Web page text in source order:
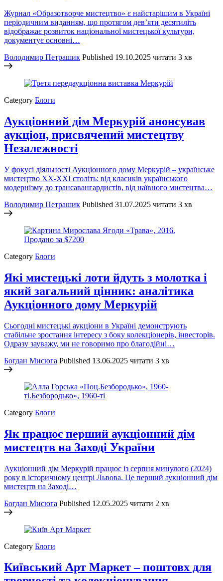
Журнал «Образотворче мистецтво» є найстарішим в Україні
періодичним виданням, що протягом дев’яти десятиліть
відображає розвиток національної мистецької культури,
документує основні…
Володимир Петрашик Published 19.10.2025 читати 3 хв
Category Блоги
Аукціонний дім Меркурій анонсував
аукціон, присвячений мистецтву
Незалежності
У фокусі діяльності Аукціонного дому Меркурій – українське
мистецтво ХХ-ХХІ століть: від класиків українського
модернізму до трансавангардистів, від наївного мистецтва…
Володимир Петрашик Published 31.07.2025 читати 3 хв
Category Блоги
Які мистецькі лоти йдуть з молотка і
який загальний цінник: аналітика
Аукціонного дому Меркурій
Сьогодні мистецькі аукціони в Україні демонструють
стабільне зростання інтересу з боку колекціонерів, інвесторів.
Одразу зауважу, ми не говоримо про благодійні…
Богдан Мисюга Published 13.06.2025 читати 3 хв
Category Блоги
Як працює перший аукціонний дім
мистецтв на Заході України
Аукціонний дім Меркурій працює із серпня минулого (2024)
року в історичному центрі Львова. Це перший аукціонний дім
мистецтв на Заході…
Богдан Мисюга Published 12.05.2025 читати 2 хв
Category Блоги
Київський Арт Маркет – поштовх для